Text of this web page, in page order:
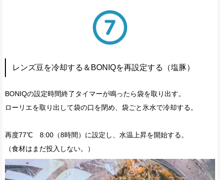
レンズ豆を冷却する＆BONIQを再設定する（塩豚）
BONIQの設定時間終了タイマーが鳴ったら袋を取り出す。
ローリエを取り出して袋の口を閉め、袋ごと氷水で冷却する。
再度77℃ 8:00（8時間）に設定し、水温上昇を開始する。
（食材はまだ投入しない。）